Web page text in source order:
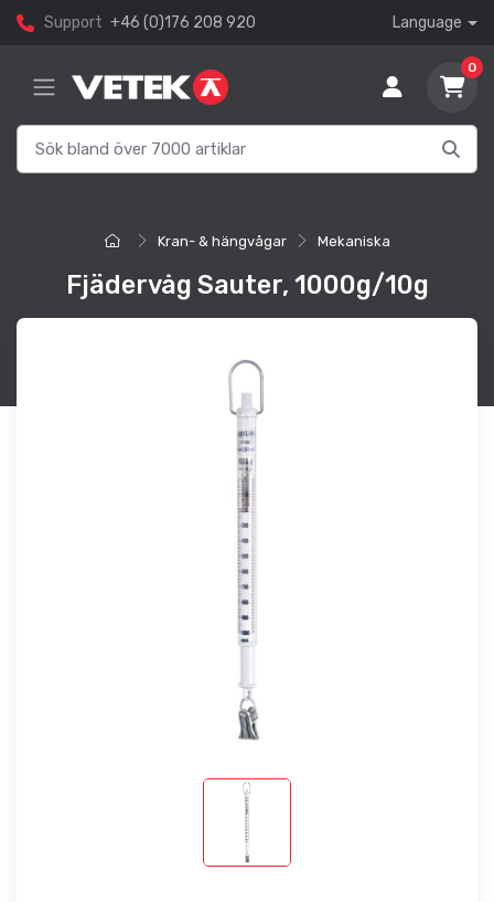
Support +46 (0)176 208 920 Language
0
Kran- & hängvågar Mekaniska
Fjädervåg Sauter, 1000g/10g